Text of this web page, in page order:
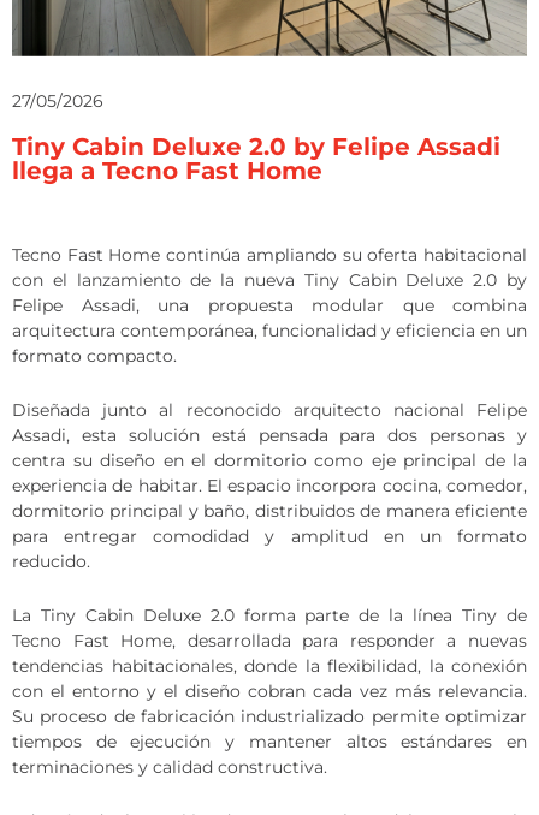
27/05/2026
Tiny Cabin Deluxe 2.0 by Felipe Assadi
llega a Tecno Fast Home
Tecno Fast Home continúa ampliando su oferta habitacional
con el lanzamiento de la nueva Tiny Cabin Deluxe 2.0 by
Felipe Assadi, una propuesta modular que combina
arquitectura contemporánea, funcionalidad y eficiencia en un
formato compacto.
Diseñada junto al reconocido arquitecto nacional Felipe
Assadi, esta solución está pensada para dos personas y
centra su diseño en el dormitorio como eje principal de la
experiencia de habitar. El espacio incorpora cocina, comedor,
dormitorio principal y baño, distribuidos de manera eficiente
para entregar comodidad y amplitud en un formato
reducido.
La Tiny Cabin Deluxe 2.0 forma parte de la línea Tiny de
Tecno Fast Home, desarrollada para responder a nuevas
tendencias habitacionales, donde la flexibilidad, la conexión
con el entorno y el diseño cobran cada vez más relevancia.
Su proceso de fabricación industrializado permite optimizar
tiempos de ejecución y mantener altos estándares en
terminaciones y calidad constructiva.